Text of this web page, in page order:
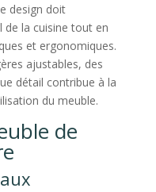
design doit
de la cuisine tout en
et ergonomiques.
ajustables, des
détail contribue à la
du meuble.
de